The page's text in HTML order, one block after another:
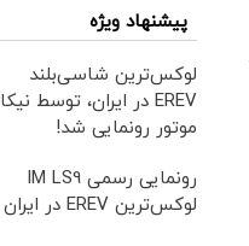
پیشنهاد ویژه
لوکس‌ترین شاسی‌بلند
EREV در ایران، توسط نیکا
موتور رونمایی شد!
رونمایی رسمی IM LS9
لوکس‌ترین EREV در ایران